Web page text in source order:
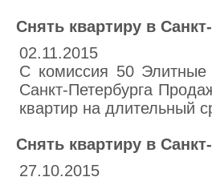
Снять квартиру в
02.11.2015
С комиссия 50 Элитные
Санкт-Петербурга
квартир на длительный
Снять квартиру в
27.10.2015